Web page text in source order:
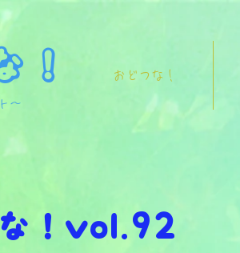
！
～
おどつな！
！vol.92